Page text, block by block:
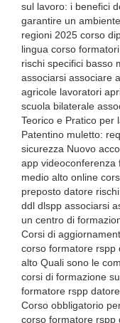
sul lavoro: i benefici
garantire un
regioni 2025 corso
lingua corso
rischi specifici basso
associarsi associare
agricole lavoratori
scuola bilaterale
Teorico e Pratico per
Patentino muletto:
sicurezza Nuovo
app videoconferenza
medio alto online
preposto datore
ddl dlspp associarsi
un centro di
Corsi di
corso formatore rspp
alto Quali sono le
corsi di formazione
formatore rspp
Corso obbligatorio
corso formatore rspp